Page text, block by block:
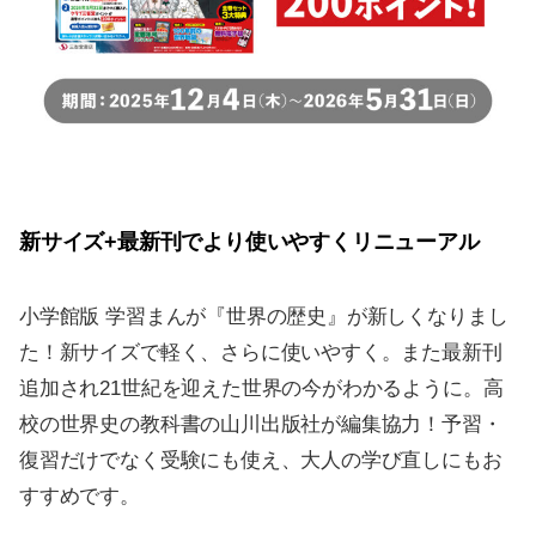
新サイズ+最新刊でより使いやすくリニューアル
小学館版 学習まんが『世界の歴史』が新しくなりまし
た！新サイズで軽く、さらに使いやすく。また最新刊
追加され21世紀を迎えた世界の今がわかるように。高
校の世界史の教科書の山川出版社が編集協力！予習・
復習だけでなく受験にも使え、大人の学び直しにもお
すすめです。